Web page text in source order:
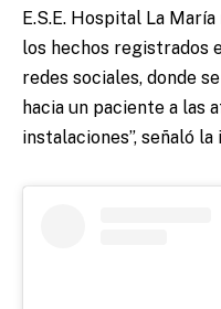
E.S.E. Hospital La
los hechos registrados
redes sociales, donde
hacia un paciente a las
instalaciones”, señaló